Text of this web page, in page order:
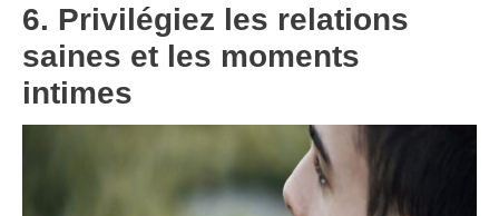
6. Privilégiez les relations
saines et les moments
intimes